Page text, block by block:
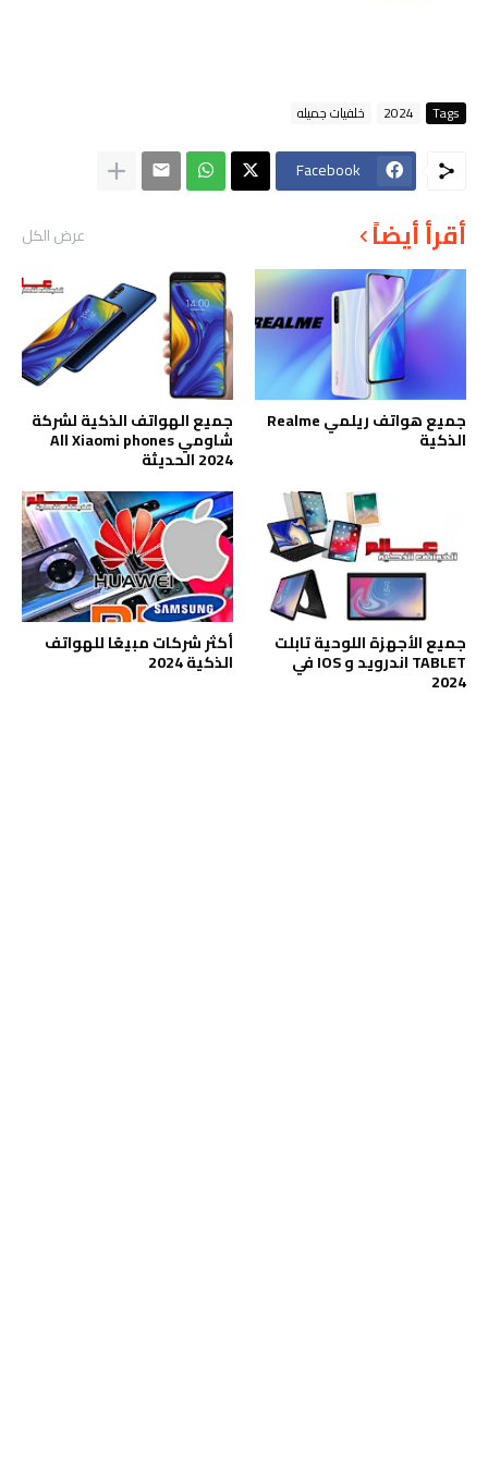
Tags
2024 خلفيات جميله
Facebook
أقرأ أيضاً عرض الكل
جميع هواتف ريلمي Realme
الذكية
جميع الهواتف الذكية لشركة
شاومي All Xiaomi phones
2024 الحديثة
جميع الأجهزة اللوحية تابلت
TABLET اندرويد و IOS في
2024
أكثر شركات مبيعًا للهواتف
الذكية 2024